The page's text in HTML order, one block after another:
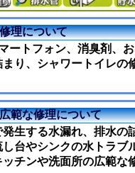
理について
ートフォン、消臭剤、
り、シャワートイレの
範な修理について
生する水漏れ、排水の
台やシンクの水トラブ
チンや洗面所の広範な